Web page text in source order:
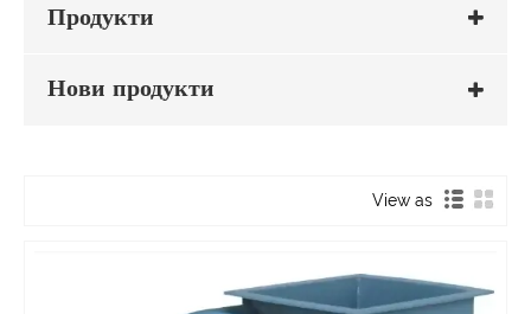
Продукти
Нови продукти
View as